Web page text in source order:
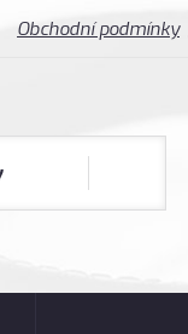
Obchodní podmínky